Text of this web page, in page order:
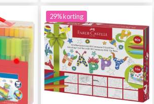
29% korting